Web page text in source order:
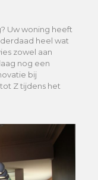
Uw woning heeft
heel wat
zowel aan
nog een
bij
Z tijdens het